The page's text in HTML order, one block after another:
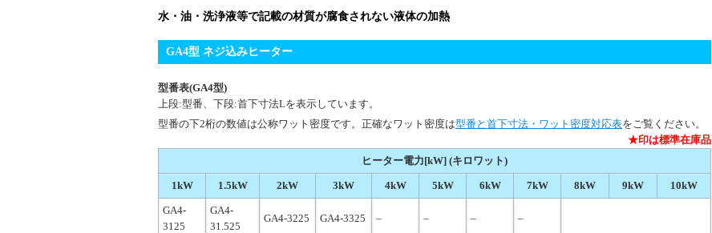
水・油・洗浄液等で記載の材質が腐食されない液体の加熱
GA4型 ネジ込みヒーター
型番表(GA4型)
上段:型番、下段:首下寸法Lを表示しています。
型番の下2桁の数値は公称ワット密度です。正確なワット密度は型番と首下寸法・ワット密度対応表をご覧ください。
★印は標準在庫品
ヒーター電力[kW] (キロワット)
1kW 1.5kW 2kW 3kW 4kW 5kW 6kW 7kW 8kW 9kW 10kW
GA4-
3125
GA4-
31.525
GA4-3225 GA4-3325 – – – –